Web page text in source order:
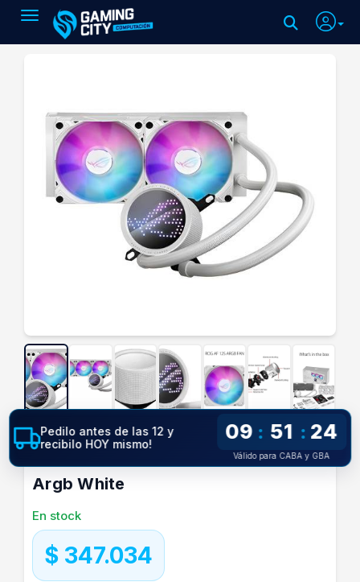
Toggle navigation
Watercooling Asus Rog Ryuo Iii 240
Argb White
En stock
$ 347.034
Pedilo antes de las 12 y
recibilo HOY mismo!
09 : 51 : 23
Válido para CABA y GBA